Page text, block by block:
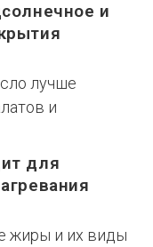
и
для